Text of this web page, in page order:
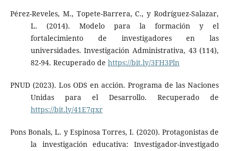
Pérez-Reveles, M., Topete-Barrera, C., y Rodríguez-Salazar,
L. (2014). Modelo para la formación y el
fortalecimiento de investigadores en las
universidades. Investigación Administrativa, 43 (114),
82-94. Recuperado de https://bit.ly/3FH3Pln
PNUD (2023). Los ODS en acción. Programa de las Naciones
Unidas para el Desarrollo. Recuperado de
https://bit.ly/41E7qxr
Pons Bonals, L. y Espinosa Torres, I. (2020). Protagonistas de
la investigación educativa: Investigador-investigado